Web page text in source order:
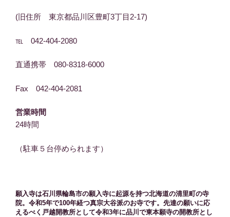
(旧住所 東京都品川区豊町3丁目2-17)
℡ 042-404-2080
直通携帯 080-8318-6000
Fax 042-404-2081
営業時間
24時間
（駐車５台停められます）
願入寺は石川県輪島市の願入寺に起源を持つ北海道の清里町の寺
院。令和5年で100年経つ真宗大谷派のお寺です。先達の願いに応
えるべく戸越開教所として令和3年に品川で東本願寺の開教所とし